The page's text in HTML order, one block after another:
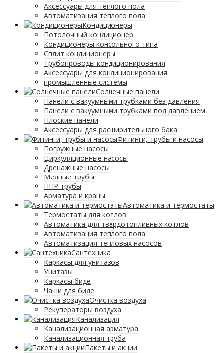
Аксессуары для теплого пола
Автоматизация теплого пола
Кондиционеры
Потолочный кондиционер
Кондиционеры консольного типа
Сплит кондиционеры
Трубопроводы кондиционирования
Аксессуары для кондиционирования
промышленные системы
Солнечные панели
Панели с вакуумными трубками без давления
Панели с вакуумными трубками под давлением
Плоские панели
Аксессуары для расширительного бака
Фитинги, трубы и насосы
Погружные насосы
Циркуляционные насосы
Дренажные насосы
Медные трубы
ППР трубы
Арматура и краны
Автоматика и термостаты
Термостаты для котлов
Автоматика для твердотопливных котлов
Автоматизация теплого пола
Автоматизация тепловых насосов
Сантехника
Каркасы для унитазов
Унитазы
Каркасы биде
Чаши для биде
Очистка воздуха
Рекуператоры воздуха
Канализация
Канализационная арматура
Канализационная труба
Пакеты и акции